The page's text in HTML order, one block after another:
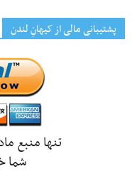
پشتیبانی مالی از کیهانِ لندن
تنها منبع
شما